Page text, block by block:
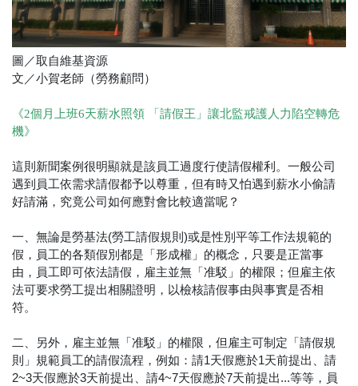
圖／取自維基資源
文／小賀老師（勞務顧問）
《2個月上班6天薪水照領 「請假王」讓北監戒護人力陷空轉危
機》
這則新聞案例很明顯就是該員工過度行使請假權利。一般公司
遇到員工依需求請假都予以尊重，但有時又怕遇到薪水小偷請
好請滿，究竟公司如何應對會比較適當呢？
一、無論是勞基法(勞工請假規則)或是性別平等工作法規範的
假，員工的各類假別都是「形成權」的概念，只要是正當事
由，員工即可依法請假，雇主並無「准駁」的權限；但雇主依
法可要求勞工提出相關證明，以檢核請假事由與事實是否相
符。
二、另外，雇主並無「准駁」的權限，但雇主可制定「請假規
則」規範員工的請假流程，例如：請1天假應於1天前提出、請
2~3天假應於3天前提出、請4~7天假應於7天前提出...等等，員